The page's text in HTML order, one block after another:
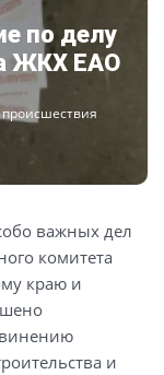
по делу
ЖКХ ЕАО
происшествия
важных дел
комитета
краю и
и